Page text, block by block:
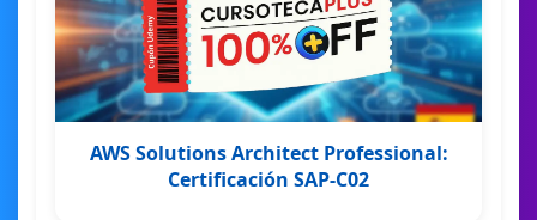
AWS Solutions Architect Professional:
Certificación SAP-C02